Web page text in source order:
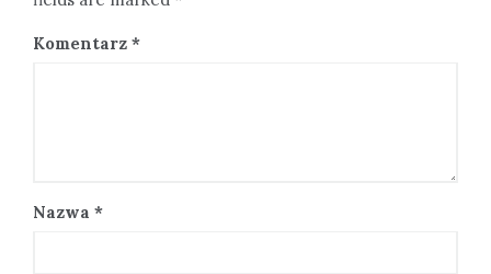
Komentarz *
Nazwa *